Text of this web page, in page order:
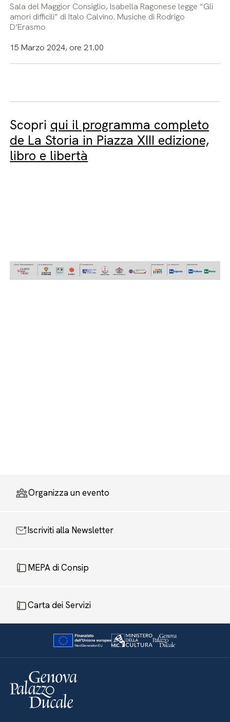
Sala del Maggior Consiglio, Isabella Ragonese legge “Gli
amori difficili” di Italo Calvino. Musiche di Rodrigo
D’Erasmo
15 Marzo 2024, ore 21.00
Scopri qui il programma completo
de La Storia in Piazza XIII edizione,
libro e libertà
Organizza un evento
Iscriviti alla Newsletter
MEPA di Consip
Carta dei Servizi